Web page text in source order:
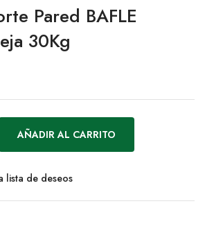
Pared BAFLE
30Kg
AÑADIR AL CARRITO
lista de deseos